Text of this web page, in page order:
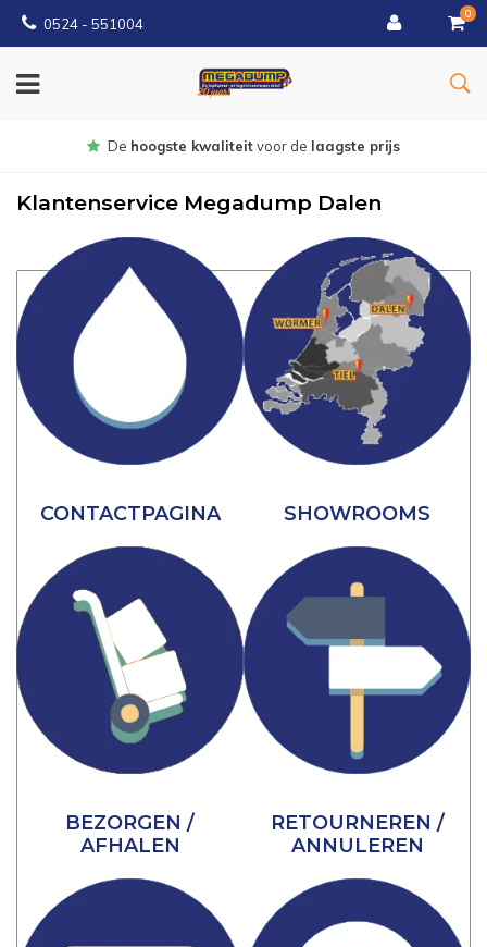
0524 - 551004
0
Gratisbezorgd vanaf €150
Klantenservice Megadump Dalen
CONTACTPAGINA SHOWROOMS
BEZORGEN /
AFHALEN
RETOURNEREN /
ANNULEREN